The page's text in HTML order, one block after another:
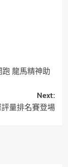
跑 龍馬精神助
Next:
量排名賽登場